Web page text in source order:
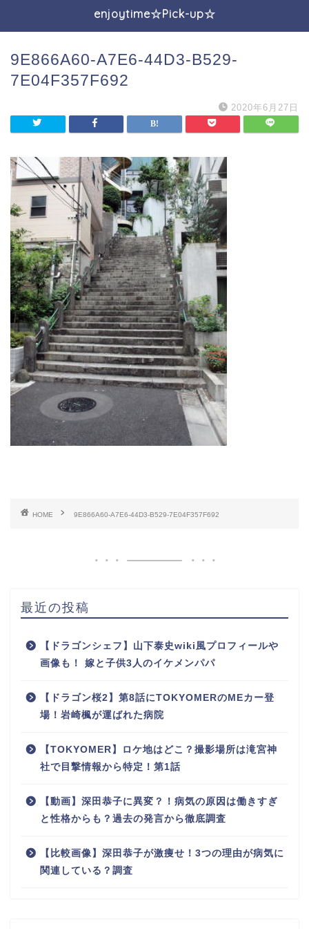
enjoytime☆Pick-up☆
9E866A60-A7E6-44D3-B529-
7E04F357F692
2020年6月27日
HOME 9E866A60-A7E6-44D3-B529-7E04F357F692
最近の投稿
【ドラゴンシェフ】山下泰史wiki風プロフィールや
画像も！ 嫁と子供3人のイケメンパパ
【ドラゴン桜2】第8話にTOKYOMERのMEカー登
場！岩崎楓が運ばれた病院
【TOKYOMER】ロケ地はどこ？撮影場所は滝宮神
社で目撃情報から特定！第1話
【動画】深田恭子に異変？！病気の原因は働きすぎ
と性格からも？過去の発言から徹底調査
【比較画像】深田恭子が激痩せ！3つの理由が病気に
関連している？調査